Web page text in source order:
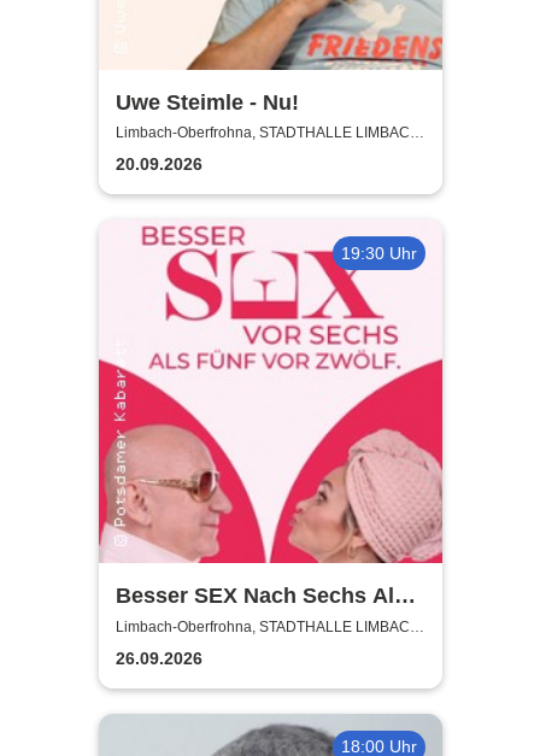
Uwe Steimle - Nu!
Limbach-Oberfrohna, STADTHALLE LIMBACH-
OBERFROHNA
20.09.2026
19:30 Uhr
Besser SEX Nach Sechs Als
Fünf Vor Zwölf - Stadthalle
Limbach-Oberfrohna
Limbach-Oberfrohna, STADTHALLE LIMBACH-
OBERFROHNA
26.09.2026
18:00 Uhr